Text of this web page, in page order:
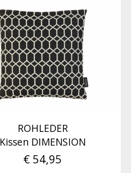
ROHLEDER
Kissen DIMENSION
€ 54,95